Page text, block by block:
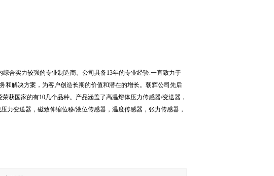
综合实力较强的专业制造商。公司具备13年的专业经验.一直致力于
和解决方案，为客户创造长期的价值和潜在的增长。朝辉公司先后
荣获国家的有10几个品种。产品涵盖了高温熔体压力传感器/变送器，
力变送器，磁致伸缩位移/液位传感器，温度传感器，张力传感器，